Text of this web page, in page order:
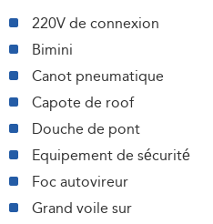
220V de connexion
Bimini
Canot pneumatique
Capote de roof
Douche de pont
Equipement de sécurité
Foc autovireur
Grand voile sur